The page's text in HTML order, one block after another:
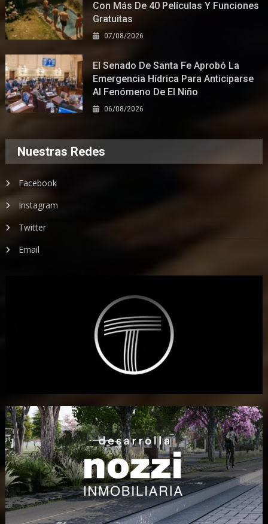
Con Más De 40 Películas Y Funciones
Gratuitas
07/08/2026
El Senado De Santa Fe Aprobó La
Emergencia Hídrica Para Anticiparse
Al Fenómeno De El Niño
06/08/2026
Nuestras Redes
Facebook
Instagram
Twitter
Email